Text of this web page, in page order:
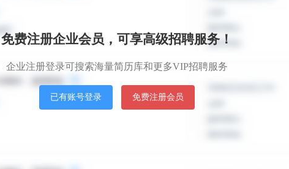
免费注册企业会员，可享高级招聘服务！
企业注册登录可搜索海量简历库和更多VIP招聘服务
已有账号登录 免费注册会员